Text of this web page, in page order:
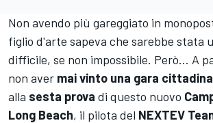
Non avendo più gareggiato in
figlio d'arte sapeva che sarebbe stata
difficile, se non impossibile. Però… A
non aver mai vinto una gara
alla sesta prova di questo nuovo
Long Beach, il pilota del NEXTEV